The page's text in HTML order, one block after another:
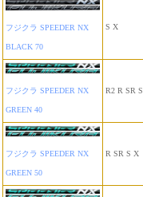
フジクラ SPEEDER NX
BLACK 70
S X
フジクラ SPEEDER NX
GREEN 40
R2 R SR S
フジクラ SPEEDER NX
GREEN 50
R SR S X